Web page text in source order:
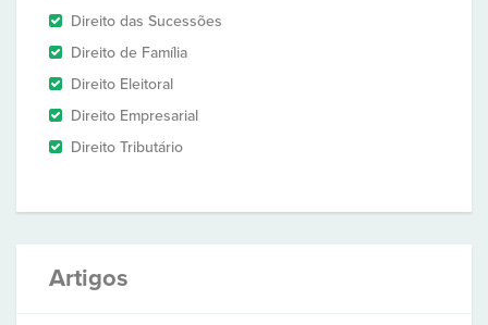
Direito das Sucessões
Direito de Família
Direito Eleitoral
Direito Empresarial
Direito Tributário
Artigos